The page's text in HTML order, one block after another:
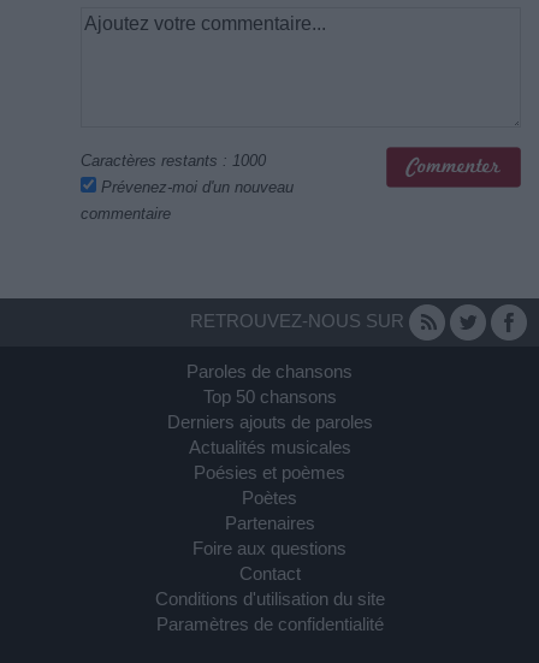
Caractères restants : 1000
Prévenez-moi d'un nouveau
commentaire
RETROUVEZ-NOUS SUR
Paroles de chansons
Top 50 chansons
Derniers ajouts de paroles
Actualités musicales
Poésies et poèmes
Poètes
Partenaires
Foire aux questions
Contact
Conditions d'utilisation du site
Paramètres de confidentialité